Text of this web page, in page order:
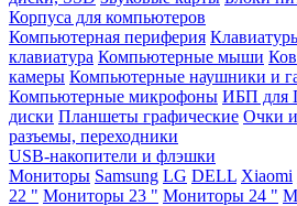
Корпуса для компьютеров
Компьютерная периферия
клавиатура Компьютерные мыши
камеры Компьютерные наушники и
Компьютерные микрофоны ИБП для
диски Планшеты графические Очки
разъемы, переходники
USB-накопители и флэшки
Мониторы Samsung LG DELL Xiaomi
22 " Мониторы 23 " Мониторы 24 "